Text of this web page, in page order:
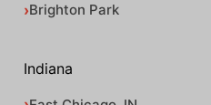
Brighton Park
Indiana